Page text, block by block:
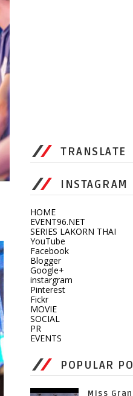
TRANSLATE
INSTAGRAM
HOME
EVENT96.NET
SERIES LAKORN THAI
YouTube
Facebook
Blogger
Google+
instargram
Pinterest
Fickr
MOVIE
SOCIAL
PR
EVENTS
POPULAR
Miss